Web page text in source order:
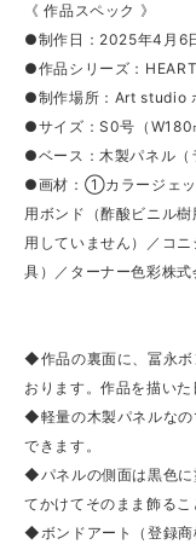
《 作品スペック 》
●制作日：2025年4月6
●作品シリーズ：
●制作場所：Art studio
●サイズ：S0号（
●ベース：木製パネル（
●画材：①カラージェ
用ボンド（酢酸ビニル
用していません）／コ
具）／ターナー色彩株式
◆作品の裏面に、冨永
おります。作品を描いた
◆軽量の木製パネルなの
できます。
◆パネルの側面は黒色に
てかけてそのまま飾るこ
◆ボンドアート（登録